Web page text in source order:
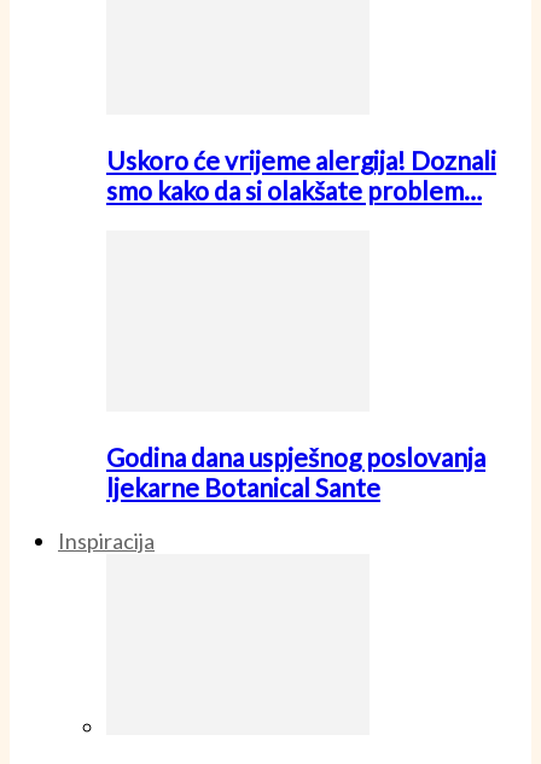
Uskoro će vrijeme alergija! Doznali
smo kako da si olakšate problem…
Godina dana uspješnog poslovanja
ljekarne Botanical Sante
Inspiracija